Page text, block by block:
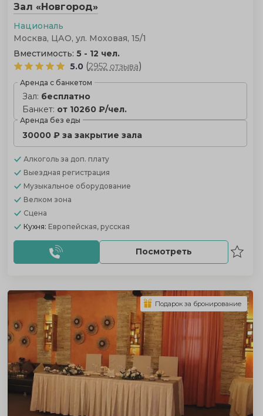
Зал «Новгород»
Националь
Москва, ЦАО, ул. Моховая, 15/1
Вместимость: 5 - 12 чел.
5.0 (2952 отзыва)
Аренда с банкетом
Зал: бесплатно
Банкет: от 10260 ₽/чел.
Аренда без еды
30000 ₽ за закрытие зала
Алкоголь за доп. плату
Выездная регистрация
Музыкальное оборудование
Велком зона
Сцена
Кухня: Европейская, русская
Посмотреть
Подарок за бронирование